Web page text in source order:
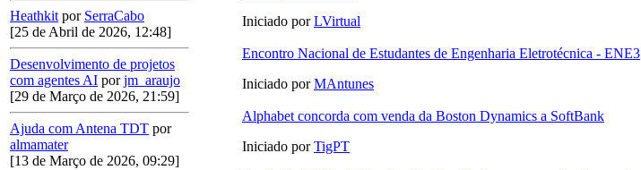
Heathkit por SerraCabo
[25 de Abril de 2026, 12:48]
Desenvolvimento de projetos
com agentes AI porjm_araujo
[29 de Março de 2026, 21:59]
Ajuda com Antena TDT por
almamater
[13 de Março de 2026, 09:29]
Iniciado porLVirtual
Encontro Nacional de Estudantes de Engenharia Eletrotécnica - ENE3
Iniciado porMAntunes
Alphabet concorda com venda da Boston Dynamics a SoftBank
Iniciado porTigPT